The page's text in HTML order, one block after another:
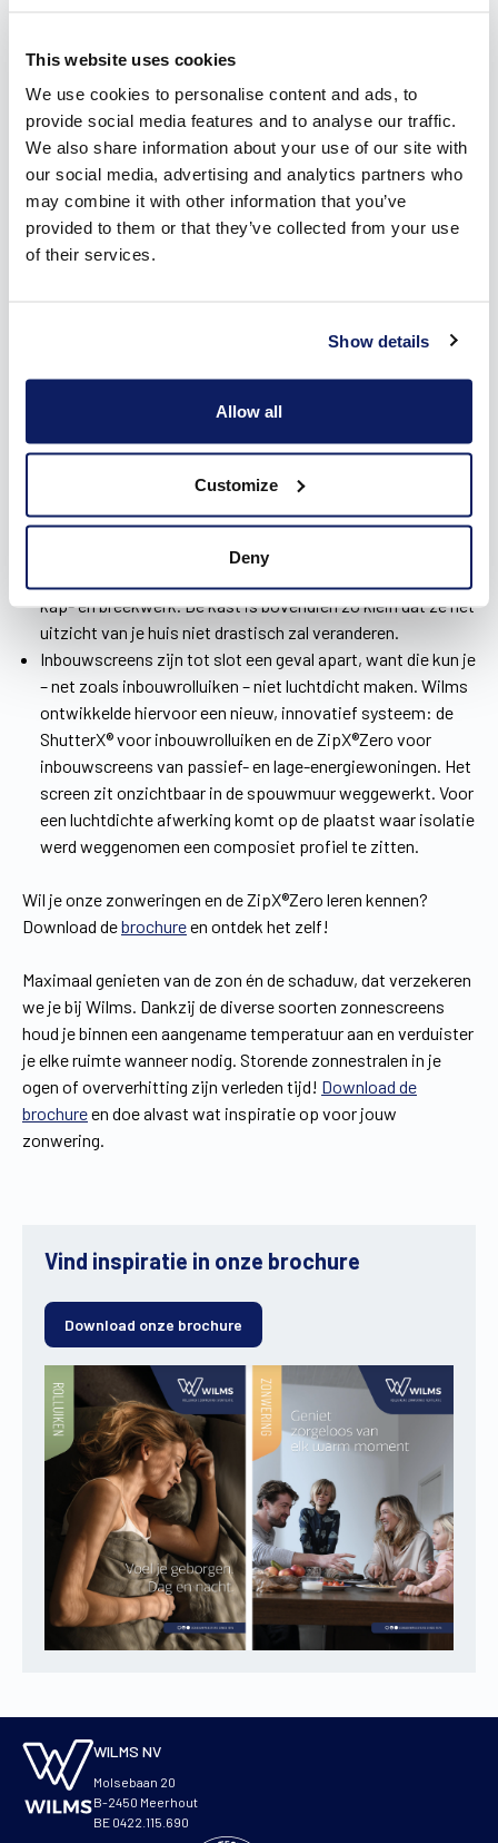
This website uses cookies
We use cookies to personalise content and ads, to
provide social media features and to analyse our traffic.
We also share information about your use of our site with
our social media, advertising and analytics partners who
may combine it with other information that you’ve
provided to them or that they’ve collected from your use
of their services.
Show details
Allow all
Customize
Deny
beschikking bij Wilms: voorzet-, inbouw- en opbouwscreens.
Opbouwscreens zijn uiterst geschikt voor een
ramen als één geheel geïnstalleerd. Het warmteverlies blijft
zo beperkt én je werkt ze perfect weg in je interieur.
Voorzetscreens zijn de ideale oplossing bij een renovatie.
kap- en breekwerk. De kast is bovendien zo klein dat ze het
uitzicht van je huis niet drastisch zal veranderen.
Inbouwscreens zijn tot slot een geval apart, want die kun je
– net zoals inbouwrolluiken – niet luchtdicht maken. Wilms
ontwikkelde hiervoor een nieuw, innovatief systeem: de
ShutterX® voor inbouwrolluiken en de ZipX®Zero voor
inbouwscreens van passief- en lage-energiewoningen. Het
screen zit onzichtbaar in de spouwmuur weggewerkt. Voor
een luchtdichte afwerking komt op de plaatst waar isolatie
werd weggenomen een composiet profiel te zitten.
Wil je onze zonweringen en de ZipX®Zero leren kennen?
Download debrochureen ontdek het zelf!
Maximaal genieten van de zon én de schaduw, dat verzekeren
we je bij Wilms. Dankzij de diverse soorten zonnescreens
houd je binnen een aangename temperatuur aan en verduister
je elke ruimte wanneer nodig. Storende zonnestralen in je
ogen of oververhitting zijn verleden tijd! Download de
brochureen doe alvast wat inspiratie op voor jouw
zonwering.
Vind inspiratie in onze brochure
Download onze brochure
WILMS NV
Molsebaan 20
B-2450 Meerhout
BE 0422.115.690